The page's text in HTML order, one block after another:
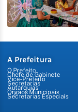
A Prefeitura
O Prefeito
Chefe de Gabinete
Vice-Prefeito
Secretarias
Autarquias
Órgãos Municipais
Secretarias Especiais